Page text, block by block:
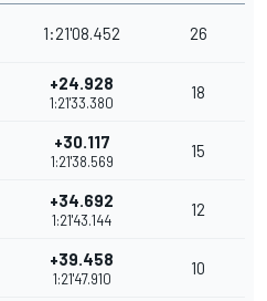
1:21'08.452 26
+24.928
1:21'33.380
18
+30.117
1:21'38.569
15
+34.692
1:21'43.144
12
+39.458
1:21'47.910
10